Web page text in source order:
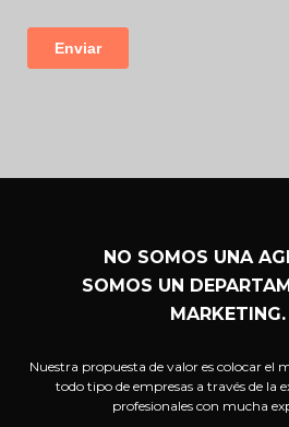
NO SOMOS UNA
SOMOS UN
MARKETING.
Nuestra propuesta de valor es colocar el
todo tipo de empresas a través de la
profesionales con mucha